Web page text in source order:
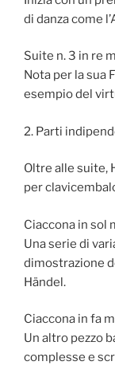
di danza come
Suite n. 3 in re
Nota per la sua
esempio del
2. Parti
Oltre alle suite,
per
Ciaccona in sol
Una serie di
dimostrazione
Händel.
Ciaccona in fa
Un altro pezzo
complesse e